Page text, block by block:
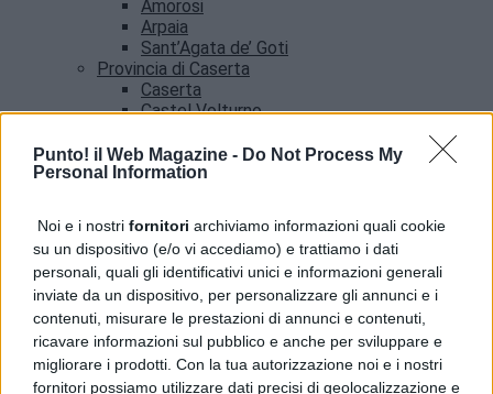
Punto! il Web Magazine - Do Not Process My
Personal Information
Noi e i nostri fornitori archiviamo informazioni quali cookie
su un dispositivo (e/o vi accediamo) e trattiamo i dati
personali, quali gli identificativi unici e informazioni generali
inviate da un dispositivo, per personalizzare gli annunci e i
contenuti, misurare le prestazioni di annunci e contenuti,
ricavare informazioni sul pubblico e anche per sviluppare e
migliorare i prodotti. Con la tua autorizzazione noi e i nostri
fornitori possiamo utilizzare dati precisi di geolocalizzazione e
Amorosi
Arpaia
Sant’Agata de’ Goti
Provincia di Caserta
Caserta
Castel Volturno
Provincia di Salerno
Salerno
Amalfi
Angri
Castellabate
News